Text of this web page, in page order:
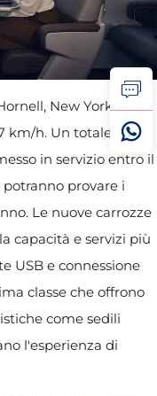
New York, il
km/h. Un totale di 28
in servizio entro il
provare i
Le nuove carrozze
capacità e servizi più
USB e connessione
classe che offrono
come sedili
l'esperienza di